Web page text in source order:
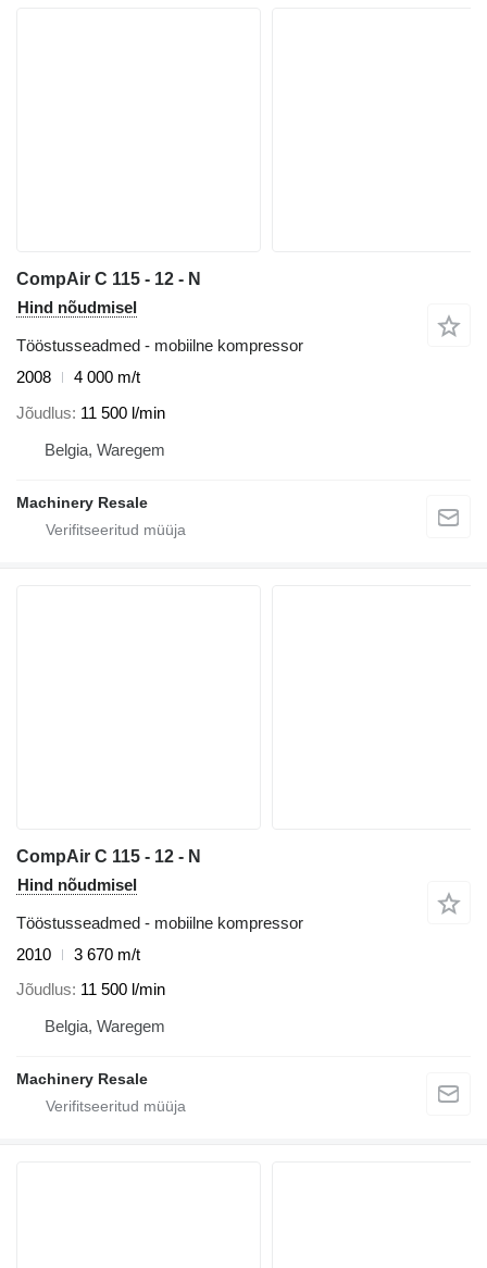
CompAir C 115 - 12 - N
Hind nõudmisel
Tööstusseadmed - mobiilne kompressor
2008
4 000 m/t
Jõudlus 11 500 l/min
Belgia, Waregem
Machinery Resale
CompAir C 115 - 12 - N
Hind nõudmisel
Tööstusseadmed - mobiilne kompressor
2010
3 670 m/t
Jõudlus 11 500 l/min
Belgia, Waregem
Machinery Resale